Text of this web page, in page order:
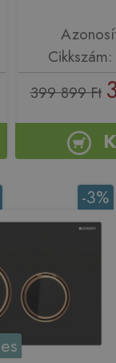
399 899 Ft
-3%